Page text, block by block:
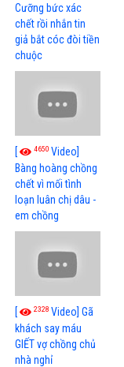
Cưỡng bức xác
chết rồi nhắn tin
giả bắt cóc đòi tiền
chuộc
[ 4650 Video]
Bàng hoàng chồng
chết vì mối tình
loạn luân chị dâu -
em chồng
[ 2328 Video] Gã
khách say máu
GIẾT vợ chồng chủ
nhà nghỉ